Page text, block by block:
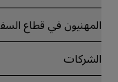
Radisson Rewards
ضمان أفضل سعر حجز عبر
Blog
الوجهات
المهنيون في قطاع
الشركاء
الشركات